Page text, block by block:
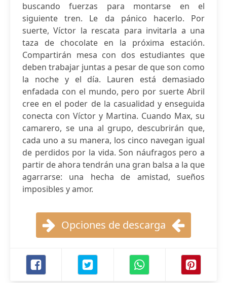
buscando fuerzas para montarse en el
siguiente tren. Le da pánico hacerlo. Por
suerte, Víctor la rescata para invitarla a una
taza de chocolate en la próxima estación.
Compartirán mesa con dos estudiantes que
deben trabajar juntas a pesar de que son como
la noche y el día. Lauren está demasiado
enfadada con el mundo, pero por suerte Abril
cree en el poder de la casualidad y enseguida
conecta con Víctor y Martina. Cuando Max, su
camarero, se una al grupo, descubrirán que,
cada uno a su manera, los cinco navegan igual
de perdidos por la vida. Son náufragos pero a
partir de ahora tendrán una gran balsa a la que
agarrarse: una hecha de amistad, sueños
imposibles y amor.
Opciones de descarga